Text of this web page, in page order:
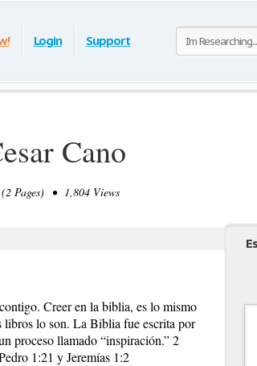
Login Support
Cano
Pages) • 1,804 Views
Creer en la biblia, es lo mismo
lo son. La Biblia fue escrita por
proceso llamado “inspiración.” 2
1:21 y Jeremías 1:2